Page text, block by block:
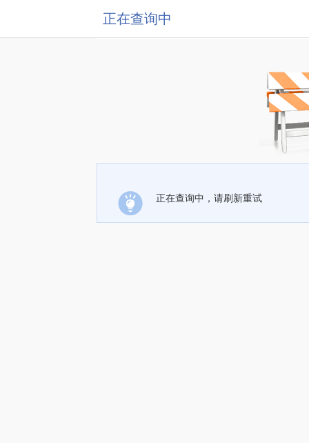
正在查询中
正在查询中，请刷新重试